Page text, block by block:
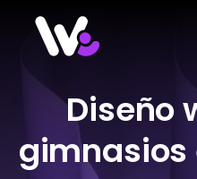
contenido
Diseño
gimnasios